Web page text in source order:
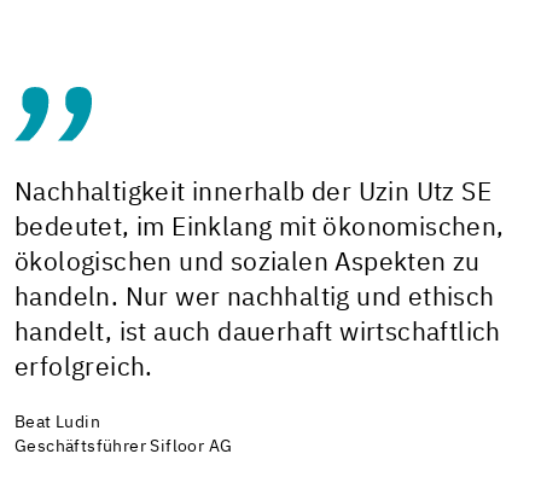
Nachhaltigkeit innerhalb der Uzin Utz SE
bedeutet, im Einklang mit ökonomischen,
ökologischen und sozialen Aspekten zu
handeln. Nur wer nachhaltig und ethisch
handelt, ist auch dauerhaft wirtschaftlich
erfolgreich.
Beat Ludin
Geschäftsführer Sifloor AG